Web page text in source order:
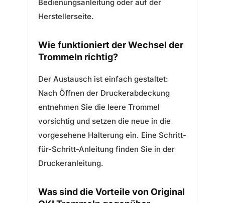
Bedienungsanleitung oder auf der
Herstellerseite.
Wie funktioniert der Wechsel der
Trommeln richtig?
Der Austausch ist einfach gestaltet:
Nach Öffnen der Druckerabdeckung
entnehmen Sie die leere Trommel
vorsichtig und setzen die neue in die
vorgesehene Halterung ein. Eine Schritt-
für-Schritt-Anleitung finden Sie in der
Druckeranleitung.
Was sind die Vorteile von Original